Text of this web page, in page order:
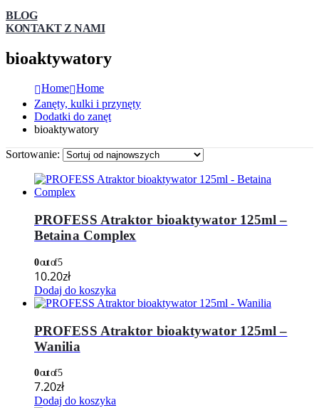
BLOG
KONTAKT Z NAMI
bioaktywatory
Home Home
Zanęty, kulki i przynęty
Dodatki do zanęt
bioaktywatory
Sortowanie:
PROFESS Atraktor bioaktywator 125ml –
Betaina Complex
0out of 5
10.20zł
Dodaj do koszyka
PROFESS Atraktor bioaktywator 125ml –
Wanilia
0out of 5
7.20zł
Dodaj do koszyka